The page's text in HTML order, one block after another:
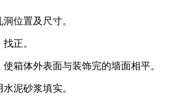
位置及尺寸。
正。
箱体外表面与装饰完的墙面相平。
泥砂浆填实。